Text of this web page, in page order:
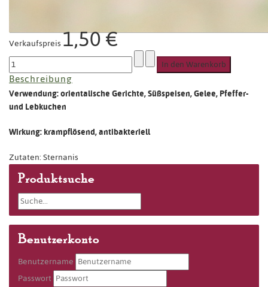
Verkaufspreis1,50 €
Beschreibung
Verwendung: orientalische Gerichte, Süßspeisen, Gelee, Pfeffer-
und Lebkuchen
Wirkung: krampflösend, antibakteriell
Zutaten: Sternanis
Produktsuche
Benutzerkonto
Benutzername
Passwort